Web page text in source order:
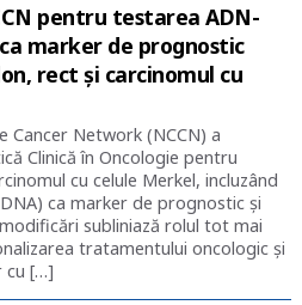
pentru testarea ADN-
marker de prognostic
rect și carcinomul cu
Cancer Network (NCCN) a
Clinică în Oncologie pentru
cu celule Merkel, incluzând
ca marker de prognostic și
subliniază rolul tot mai
tratamentului oncologic și
cu […]